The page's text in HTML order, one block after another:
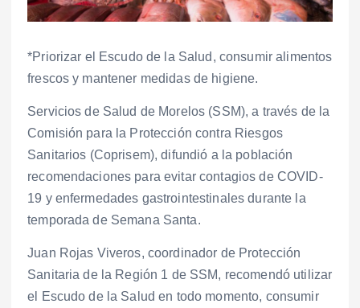
*Priorizar el Escudo de la Salud, consumir alimentos
frescos y mantener medidas de higiene.
Servicios de Salud de Morelos (SSM), a través de la
Comisión para la Protección contra Riesgos
Sanitarios (Coprisem), difundió a la población
recomendaciones para evitar contagios de COVID-
19 y enfermedades gastrointestinales durante la
temporada de Semana Santa.
Juan Rojas Viveros, coordinador de Protección
Sanitaria de la Región 1 de SSM, recomendó utilizar
el Escudo de la Salud en todo momento, consumir